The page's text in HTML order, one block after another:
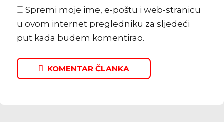
Spremi moje ime, e-poštu i web-stranicu
u ovom internet pregledniku za sljedeći
put kada budem komentirao.
KOMENTAR ČLANKA